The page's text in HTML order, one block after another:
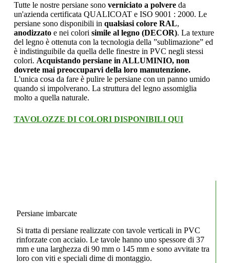
Tutte le nostre persiane sono verniciato a polvereda
un'azienda certificata QUALICOAT e ISO 9001 : 2000. Le
persiane sono disponibili in qualsiasi colore RAL,
anodizzatoe nei colori simile al legno (DECOR). La texture
del legno è ottenuta con la tecnologia della ”sublimazione” ed
è indistinguibile da quella delle finestre in PVC negli stessi
colori. Acquistando persiane in ALLUMINIO, non
dovrete mai preoccuparvi della loro manutenzione.
L'unica cosa da fare è pulire le persiane con un panno umido
quando si impolverano. La struttura del legno assomiglia
molto a quella naturale.
TAVOLOZZE DI COLORI DISPONIBILI QUI
Persiane imbarcate
Si tratta di persiane realizzate con tavole verticali in PVC
rinforzate con acciaio. Le tavole hanno uno spessore di 37
mm e una larghezza di 90 mm o 145 mm e sono avvitate tra
loro con viti e speciali dime di montaggio.